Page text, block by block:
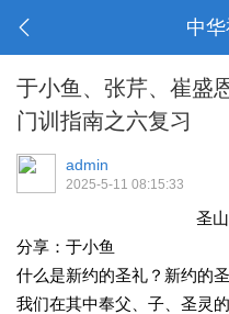
中
于小鱼、张芹、崔盛
门训指南之六复习
admin
2025-5-11 08:15:33
圣
分享：于小鱼
什么是新约的圣礼？新约的
我们在其中奉父、子、圣灵